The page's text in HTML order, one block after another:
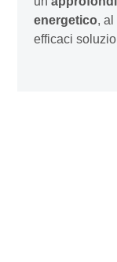
energetico,
efficaci